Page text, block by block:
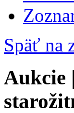
Späť na
Aukcie